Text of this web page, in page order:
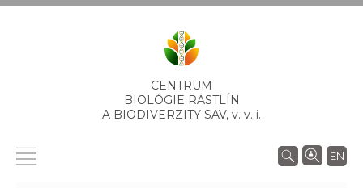
CENTRUM
BIOLÓGIE RASTLÍN
A BIODIVERZITY SAV, v. v. i.
EN